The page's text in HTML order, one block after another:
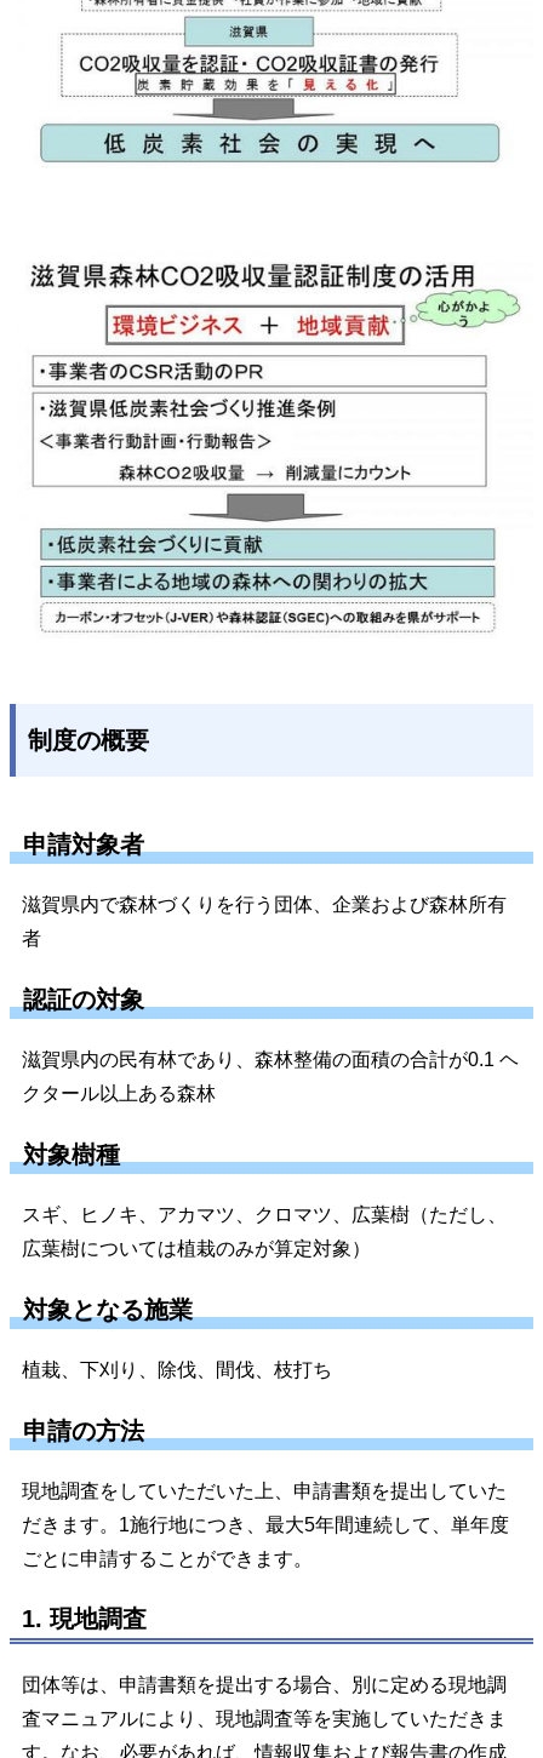
制度の概要
申請対象者
滋賀県内で森林づくりを行う団体、企業および森林所有
者
認証の対象
滋賀県内の民有林であり、森林整備の面積の合計が0.1 ヘ
クタール以上ある森林
対象樹種
スギ、ヒノキ、アカマツ、クロマツ、広葉樹（ただし、
広葉樹については植栽のみが算定対象）
対象となる施業
植栽、下刈り、除伐、間伐、枝打ち
申請の方法
現地調査をしていただいた上、申請書類を提出していた
だきます。1施行地につき、最大5年間連続して、単年度
ごとに申請することができます。
1. 現地調査
団体等は、申請書類を提出する場合、別に定める現地調
査マニュアルにより、現地調査等を実施していただきま
す。なお、必要があれば、情報収集および報告書の作成